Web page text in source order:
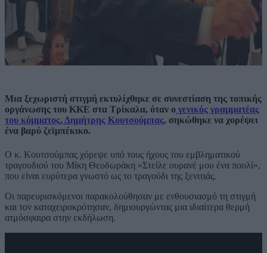
Μια ξεχωριστή στιγμή εκτυλίχθηκε σε συνεστίαση της τοπικής
οργάνωσης του ΚΚΕ στα Τρίκαλα, όταν ο γενικός γραμματέας
του κόμματος, Δημήτρης Κουτσούμπας, σηκώθηκε να χορέψει
ένα βαρύ ζεϊμπέκικο.
Ο κ. Κουτσούμπας χόρεψε υπό τους ήχους του εμβληματικού
τραγουδιού του Μίκη Θεοδωράκη «Στείλε ουρανέ μου ένα πουλί»,
που είναι ευρύτερα γνωστό ως το τραγούδι της ξενιτιάς.
Οι παρευρισκόμενοι παρακολούθησαν με ενθουσιασμό τη στιγμή
και τον καταχειροκρότησαν, δημιουργώντας μια ιδιαίτερα θερμή
ατμόσφαιρα στην εκδήλωση.